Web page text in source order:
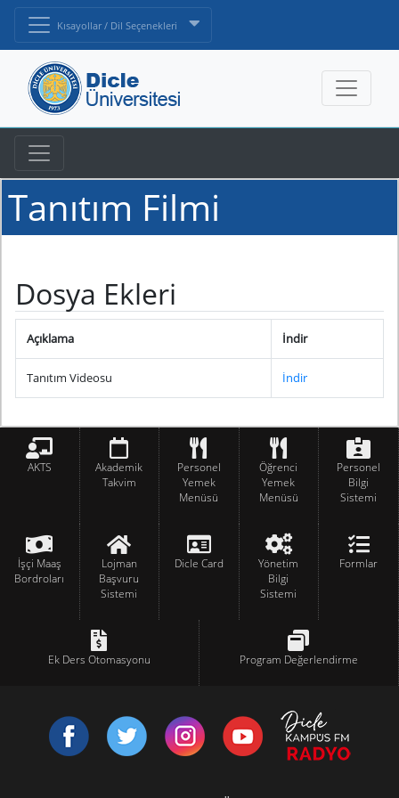
Kısayollar / Dil Seçenekleri
Tanıtım Filmi
Dosya Ekleri
Açıklama İndir
Tanıtım Videosu İndir
AKTS
Akademik
Takvim
Personel
Yemek
Menüsü
Öğrenci
Yemek
Menüsü
Personel
Bilgi
Sistemi
İşçi Maaş
Bordroları
Lojman
Başvuru
Sistemi
Dicle Card
Yönetim
Bilgi
Sistemi
Formlar
Ek Ders Otomasyonu Program Değerlendirme